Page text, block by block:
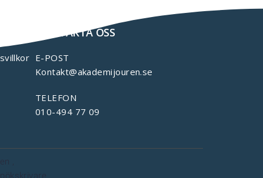
KONTAKTA OSS
E-POST
Kontakt@akademijouren.se
TELEFON
010-494 77 09